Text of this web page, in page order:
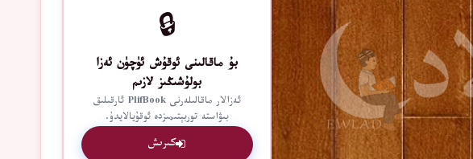
🔒
بۇ ماقالىنى ئوقۇش ئۈچۈن ئەزا
بولۇشىڭىز لازىم
ئەزالار ماقالىلەرنى PlifBook ئارقىلىق
بىۋاستە توربېتىمىزدە ئوقۇيالايدۇ.
كىرىش